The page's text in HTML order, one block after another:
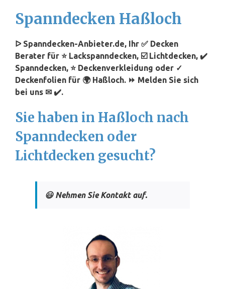
Spanndecken Haßloch
ᐅ Spanndecken-Anbieter.de, Ihr ✅ Decken
Berater für ⭐ Lackspanndecken, ☑️ Lichtdecken, ✔️
Spanndecken, ⭐ Deckenverkleidung oder ✓
Deckenfolien für 🌍 Haßloch. ⏩ Melden Sie sich
bei uns ✉ ✔️.
Sie haben in Haßloch nach
Spanndecken oder
Lichtdecken gesucht?
😃 Nehmen Sie Kontakt auf.